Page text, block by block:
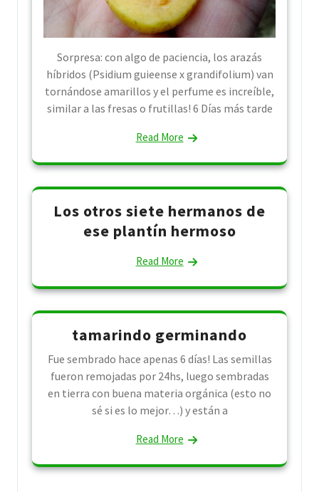
Sorpresa: con algo de paciencia, los arazás
híbridos (Psidium guieense x grandifolium) van
tornándose amarillos y el perfume es increíble,
similar a las fresas o frutillas! 6 Días más tarde
Read More
Los otros siete hermanos de
ese plantín hermoso
Read More
tamarindo germinando
Fue sembrado hace apenas 6 días! Las semillas
fueron remojadas por 24hs, luego sembradas
en tierra con buena materia orgánica (esto no
sé si es lo mejor…) y están a
Read More